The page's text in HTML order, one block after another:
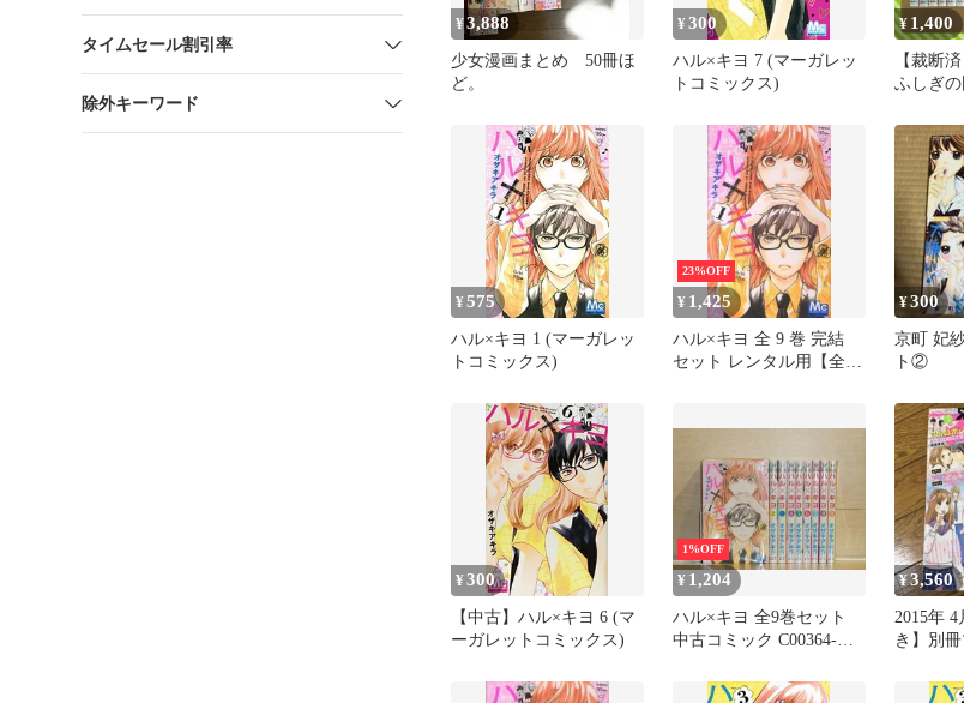
タイムセール割引率
除外キーワード
¥3,888
少女漫画まとめ 50冊ほ
ど。
¥300
ハル×キヨ 7 (マーガレッ
トコミックス)
¥ 1,400
【裁断
ふしぎ
¥575
ハル×キヨ 1 (マーガレッ
トコミックス)
23%OFF
¥ 1,425
ハル×キヨ 全 9 巻 完結
セット レンタル用【全巻
¥300
京町 妃
ト②
¥300
【中古】ハル×キヨ 6 (マ
ーガレットコミックス)
1%OFF
¥ 1,204
ハル×キヨ 全9巻セット
中古コミック C00364-
¥3,560
2015年
き】別冊